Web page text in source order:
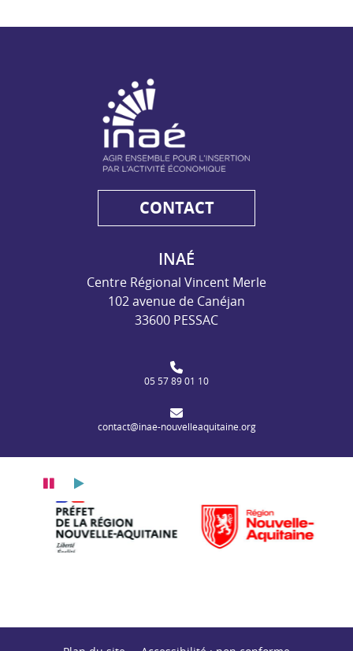
- Agir ensemble pour l'insertion par l'activité
CONTACT
INAÉ
Centre Régional Vincent Merle
102 avenue de Canéjan
33600 PESSAC
05 57 89 01 10
contact@inae-nouvelleaquitaine.org
PauseLecture
social européen
Préfecture de la Nouvelle-Aquitaine
Région Nouvelle-